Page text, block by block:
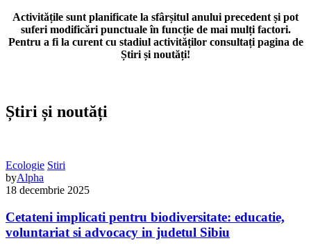
Activitățile sunt planificate la sfârșitul anului precedent și pot
suferi modificări punctuale în funcție de mai mulți factori.
Pentru a fi la curent cu stadiul activităților consultați pagina de
Știri și noutăți!
Știri și noutăți
Ecologie Stiri
byAlpha
18 decembrie 2025
Cetateni implicati pentru biodiversitate: educatie,
voluntariat si advocacy in judetul Sibiu